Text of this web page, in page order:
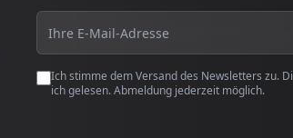
Ich stimme dem Versand des Newsletters zu.
ich gelesen. Abmeldung jederzeit möglich.